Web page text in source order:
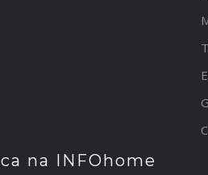
na INFOhome